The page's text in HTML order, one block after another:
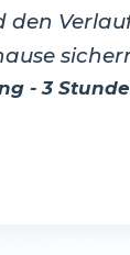
den
- 3